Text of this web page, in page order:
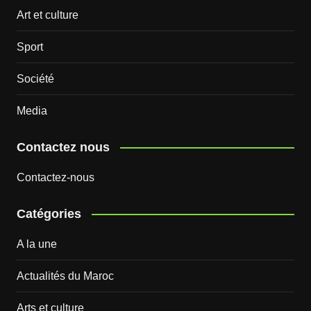
Art et culture
Sport
Société
Media
Contactez nous
Contactez-nous
Catégories
A la une
Actualités du Maroc
Arts et culture